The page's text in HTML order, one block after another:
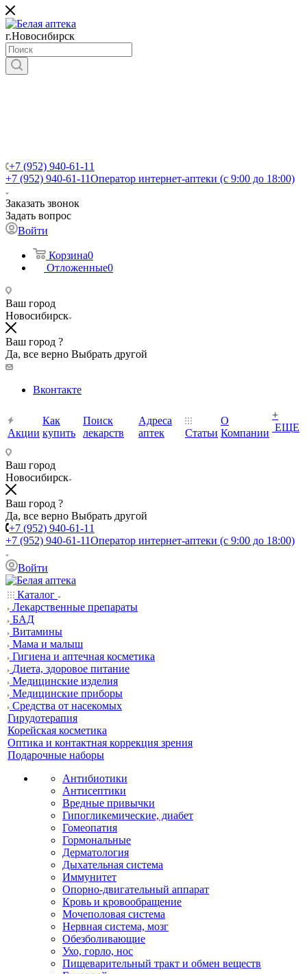
г.Новосибирск
+7 (952) 940-61-11
+7 (952) 940-61-11Оператор интернет-аптеки (с 9:00 до 18:00)
Заказать звонок
Задать вопрос
Войти
Корзина0
Отложенные0
Ваш город
Новосибирск
Ваш город ?
Да, все верно Выбрать другой
Вконтакте
Акции
Как
купить
Поиск
лекарств
Адреса
аптек
Статьи
О
Компании
+
ЕЩЕ
Ваш город
Новосибирск
Ваш город ?
Да, все верно Выбрать другой
+7 (952) 940-61-11
+7 (952) 940-61-11Оператор интернет-аптеки (с 9:00 до 18:00)
Войти
Каталог
Лекарственные препараты
БАД
Витамины
Мама и малыш
Гигиена и аптечная косметика
Диета, здоровое питание
Медицинские изделия
Медицинские приборы
Средства от насекомых
Гирудотерапия
Корейская косметика
Оптика и контактная коррекция зрения
Подарочные наборы
Антибиотики
Антисептики
Вредные привычки
Гипогликемические, диабет
Гомеопатия
Гормональные
Дерматология
Дыхательная система
Иммунитет
Опорно-двигательный аппарат
Кровь и кровообращение
Мочеполовая система
Нервная система, мозг
Обезболивающие
Ухо, горло, нос
Пищеварительный тракт и обмен веществ